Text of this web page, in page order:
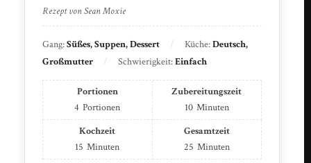
Rezept von Sean Moxie
Gang:Süßes, Suppen, Dessert Küche:Deutsch,
Großmutter
Schwierigkeit:Einfach
Portionen
4 Portionen
Zubereitungszeit
10 Minuten
Kochzeit
15 Minuten
Gesamtzeit
25 Minuten